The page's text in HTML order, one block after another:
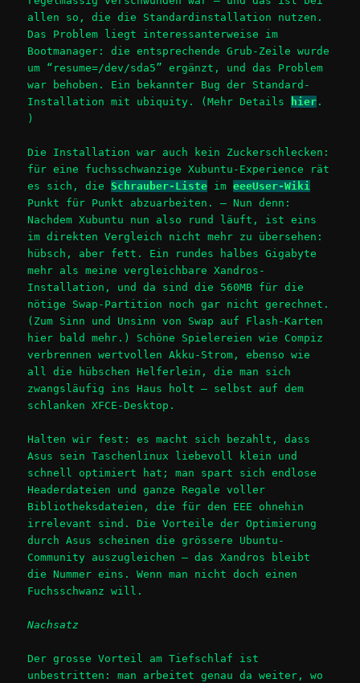
allen so, die die Standardinstallation nutzen.
Das Problem liegt interessanterweise im
Bootmanager: die entsprechende Grub-Zeile wurde
um “resume=/dev/sda5” ergänzt, und das Problem
war behoben. Ein bekannter Bug der Standard-
Installation mit ubiquity. (Mehr Details
hier .
)
Die Installation war auch kein Zuckerschlecken:
für eine fuchsschwanzige Xubuntu-Experience rät
es sich, dieSchrauber-Liste imeeeUser-Wiki
Punkt für Punkt abzuarbeiten. – Nun denn:
Nachdem Xubuntu nun also rund läuft, ist eins
im direkten Vergleich nicht mehr zu übersehen:
hübsch, aber fett. Ein rundes halbes Gigabyte
mehr als meine vergleichbare Xandros-
Installation, und da sind die 560MB für die
nötige Swap-Partition noch gar nicht gerechnet.
(Zum Sinn und Unsinn von Swap auf Flash-Karten
hier bald mehr.) Schöne Spielereien wie Compiz
verbrennen wertvollen Akku-Strom, ebenso wie
all die hübschen Helferlein, die man sich
zwangsläufig ins Haus holt – selbst auf dem
schlanken XFCE-Desktop.
Halten wir fest: es macht sich bezahlt, dass
Asus sein Taschenlinux liebevoll klein und
schnell optimiert hat; man spart sich endlose
Headerdateien und ganze Regale voller
Bibliotheksdateien, die für den EEE ohnehin
irrelevant sind. Die Vorteile der Optimierung
durch Asus scheinen die grössere Ubuntu-
Community auszugleichen – das Xandros bleibt
die Nummer eins. Wenn man nicht doch einen
Fuchsschwanz will.
Nachsatz
Der grosse Vorteil am Tiefschlaf ist
unbestritten: man arbeitet genau da weiter, wo